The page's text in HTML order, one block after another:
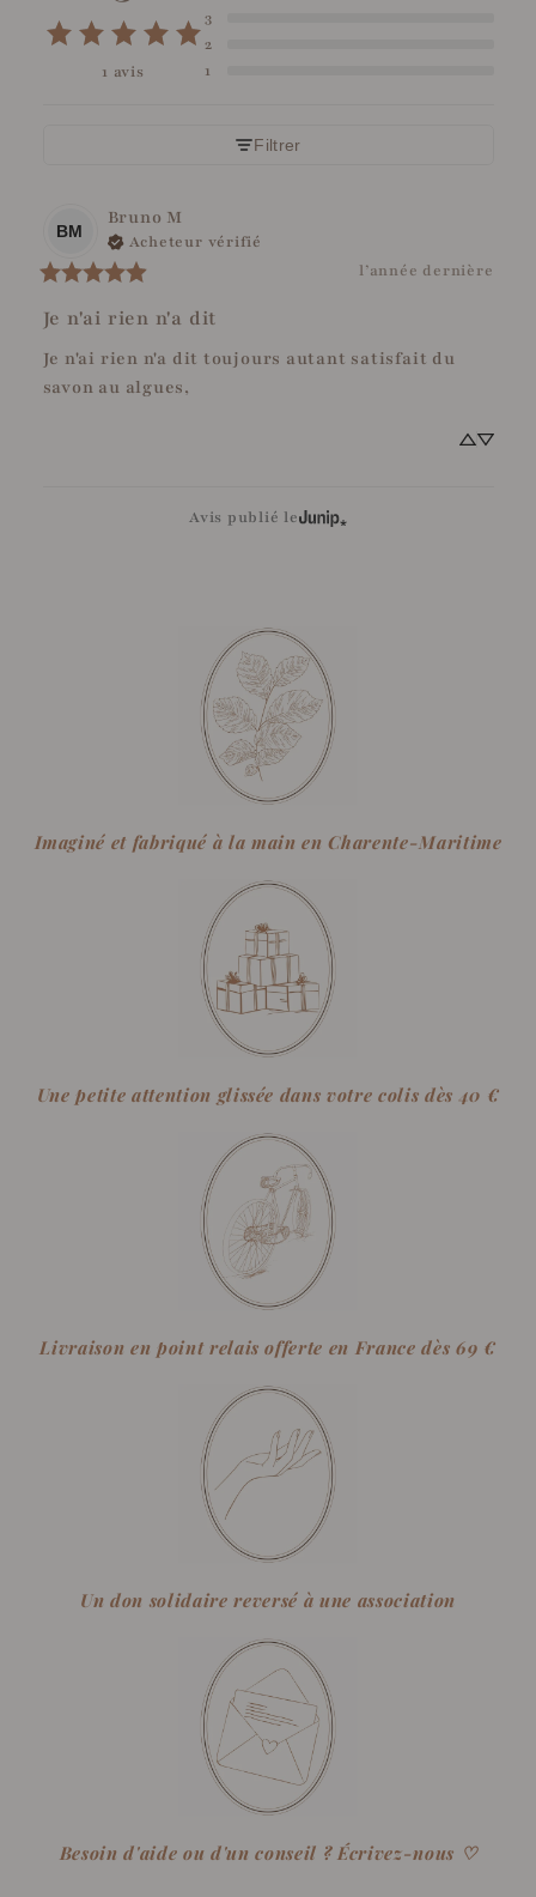
1 avis
3
2
1
Filtrer
BM
Bruno M
Acheteur vérifié
l’année dernière
Je n'ai rien n'a dit
Je n'ai rien n'a dit toujours autant satisfait du
savon au algues,
Avis publié le
Imaginé et fabriqué à la main en Charente-Maritime
Une petite attention glissée dans votre colis dès 40 €
Livraison en point relais offerte en France dès 69 €
Un don solidaire reversé à une association
Besoin d'aide ou d'un conseil ? Écrivez-nous ♡